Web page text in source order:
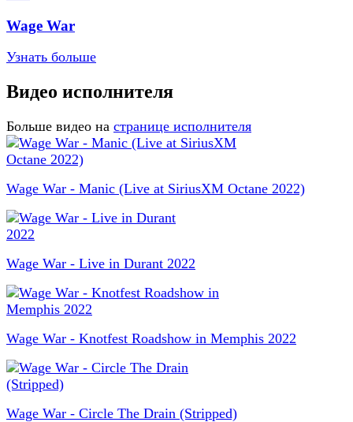
Wage War
Узнать больше
Видео исполнителя
Больше видео на странице исполнителя
Wage War - Manic (Live at SiriusXM Octane 2022)
Wage War - Live in Durant 2022
Wage War - Knotfest Roadshow in Memphis 2022
Wage War - Circle The Drain (Stripped)